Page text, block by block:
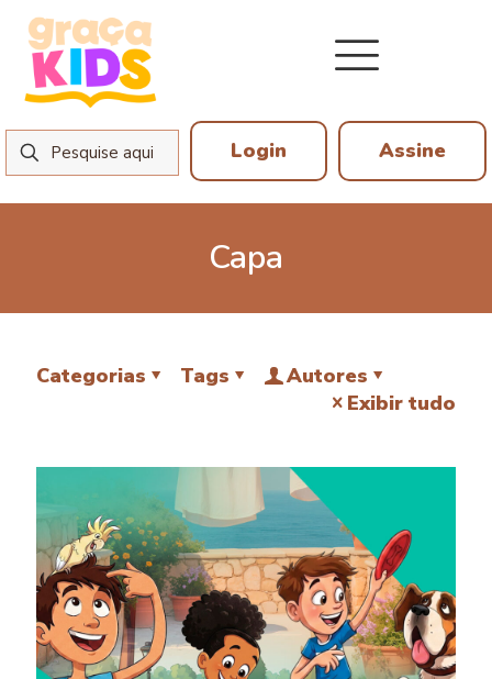
Login Assine
Capa
Categorias Tags
Autores
Exibir tudo